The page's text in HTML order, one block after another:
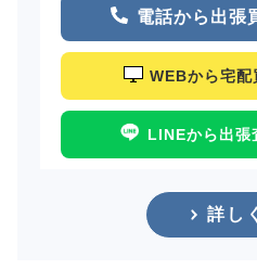
電話から出張
WEBから宅配
LINEから出張
詳し